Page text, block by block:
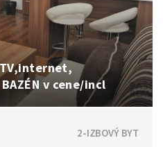
v cene/incl
2-IZBOVÝ BYT